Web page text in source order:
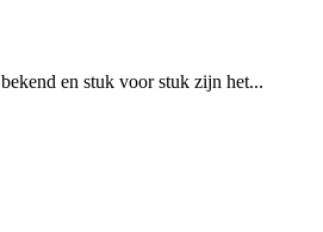
en stuk voor stuk zijn het...